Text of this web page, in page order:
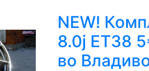
NEW!
8.0j ET38
во